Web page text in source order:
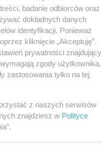
Sulej)
badanie odbiorców oraz
dokładnych danych
identyfikacji. Ponieważ
kliknięcie „Akceptuję”.
prywatności znajdujący
zgody użytkownika,
zastosowania tylko na tej
z naszych serwisów
znajdziesz w Polityce